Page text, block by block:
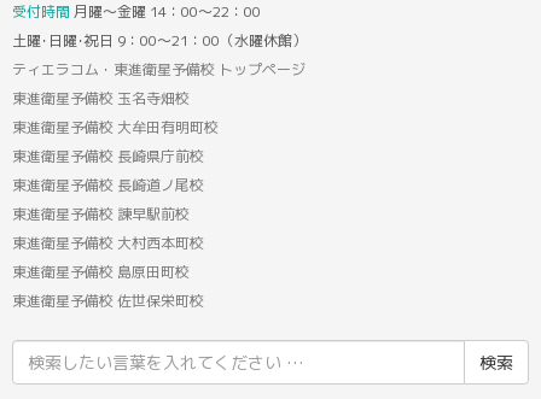
受付時間 月曜～金曜 14：00～22：00
土曜･日曜･祝日 9：00～21：00（水曜休館）
ティエラコム・東進衛星予備校 トップページ
東進衛星予備校 玉名寺畑校
東進衛星予備校 大牟田有明町校
東進衛星予備校 長崎県庁前校
東進衛星予備校 長崎道ノ尾校
東進衛星予備校 諫早駅前校
東進衛星予備校 大村西本町校
東進衛星予備校 島原田町校
東進衛星予備校 佐世保栄町校
索